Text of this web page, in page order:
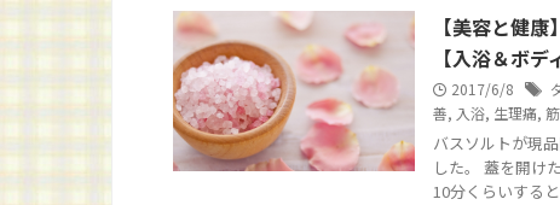
【美容と健
【入浴＆ボデ
2017/6/8
善, 入浴, 生理痛,
バスソルトが現
した。 蓋を開け
10分くらいする